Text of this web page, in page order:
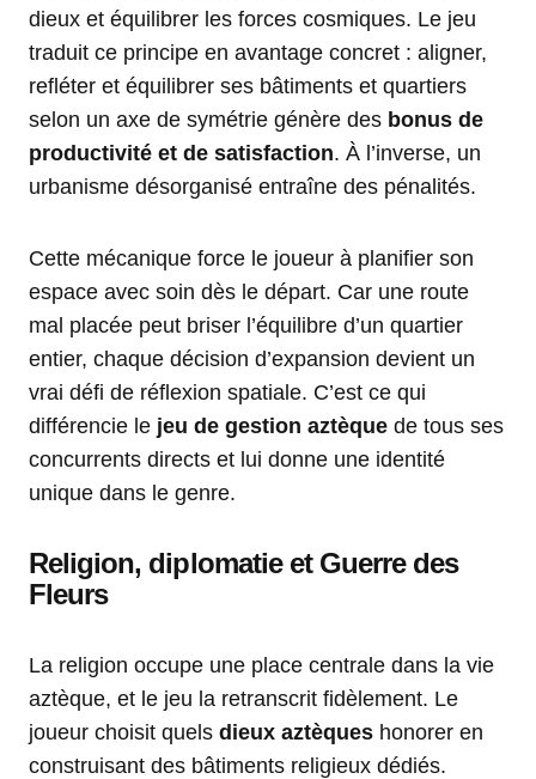
dieux et équilibrer les forces cosmiques. Le jeu
traduit ce principe en avantage concret : aligner,
refléter et équilibrer ses bâtiments et quartiers
selon un axe de symétrie génère des bonus de
productivité et de satisfaction. À l’inverse, un
urbanisme désorganisé entraîne des pénalités.
Cette mécanique force le joueur à planifier son
espace avec soin dès le départ. Car une route
mal placée peut briser l’équilibre d’un quartier
entier, chaque décision d’expansion devient un
vrai défi de réflexion spatiale. C’est ce qui
différencie le jeu de gestion aztèque de tous ses
concurrents directs et lui donne une identité
unique dans le genre.
Religion, diplomatie et Guerre des
Fleurs
La religion occupe une place centrale dans la vie
aztèque, et le jeu la retranscrit fidèlement. Le
joueur choisit quels dieux aztèques honorer en
construisant des bâtiments religieux dédiés.